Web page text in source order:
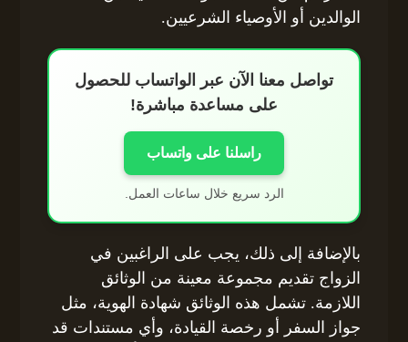
الوالدين أو الأوصياء الشرعيين.
تواصل معنا الآن عبر الواتساب للحصول
على مساعدة مباشرة!
راسلنا على واتساب
الرد سريع خلال ساعات العمل.
بالإضافة إلى ذلك، يجب على الراغبين في
الزواج تقديم مجموعة معينة من الوثائق
اللازمة. تشمل هذه الوثائق شهادة الهوية، مثل
جواز السفر أو رخصة القيادة، وأي مستندات قد